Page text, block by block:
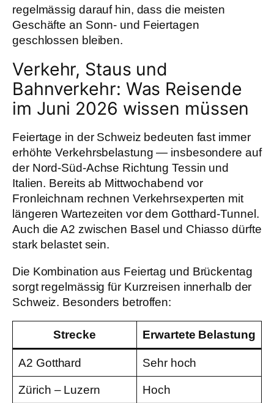
regelmässig darauf hin, dass die meisten
Geschäfte an Sonn- und Feiertagen
geschlossen bleiben.
Verkehr, Staus und
Bahnverkehr: Was Reisende
im Juni 2026 wissen müssen
Feiertage in der Schweiz bedeuten fast immer
erhöhte Verkehrsbelastung — insbesondere auf
der Nord-Süd-Achse Richtung Tessin und
Italien. Bereits ab Mittwochabend vor
Fronleichnam rechnen Verkehrsexperten mit
längeren Wartezeiten vor dem Gotthard-Tunnel.
Auch die A2 zwischen Basel und Chiasso dürfte
stark belastet sein.
Die Kombination aus Feiertag und Brückentag
sorgt regelmässig für Kurzreisen innerhalb der
Schweiz. Besonders betroffen:
Strecke Erwartete Belastung
A2 Gotthard Sehr hoch
Zürich – Luzern Hoch